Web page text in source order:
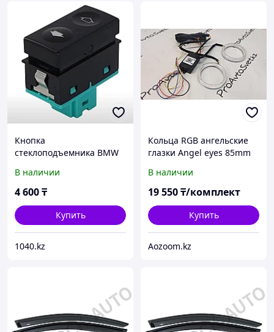
Кнопка
стеклоподъемника BMW
В наличии
4 600₸
Купить
1040.kz
Кольца RGB ангельские
глазки Angel eyes 85mm
В наличии
19 550₸/комплект
Купить
Aozoom.kz